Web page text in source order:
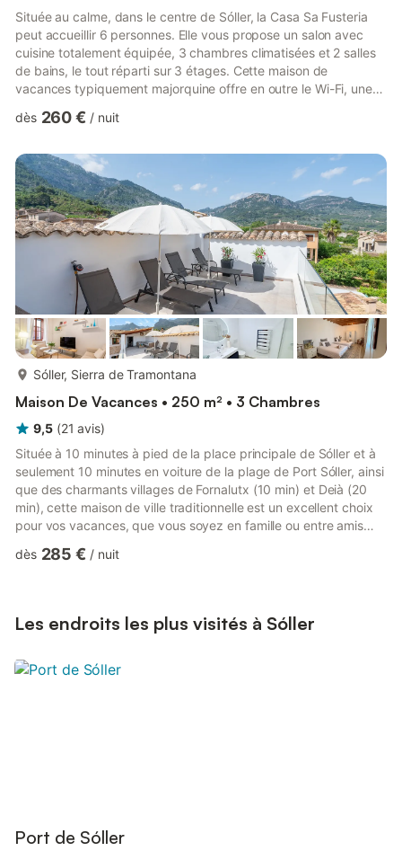
Située au calme, dans le centre de Sóller, la Casa Sa Fusteria
peut accueillir 6 personnes. Elle vous propose un salon avec
cuisine totalement équipée, 3 chambres climatisées et 2 salles
de bains, le tout réparti sur 3 étages. Cette maison de
vacances typiquement majorquine offre en outre le Wi-Fi, une
vous permet de profiter du soleil pendant la journée et du
restaurants se trouvent juste au coin de la rue, tandis que la
plage la plus proche est à 15 minutes en voiture. Un...
dès 260 € / nuit
Sóller, Sierra de Tramontana
Maison De Vacances • 250 m² • 3 Chambres
9,5 (21 avis)
Située à 10 minutes à pied de la place principale de Sóller et à
seulement 10 minutes en voiture de la plage de Port Sóller, ainsi
que des charmants villages de Fornalutx (10 min) et Deià (20
min), cette maison de ville traditionnelle est un excellent choix
pour vos vacances, que vous soyez en famille ou entre amis
élégamment rénovée tout en conservant son caractère
classées à l’UNESCO. La salle à manger et la cui...
dès 285 € / nuit
Les endroits les plus visités à Sóller
Port de Sóller